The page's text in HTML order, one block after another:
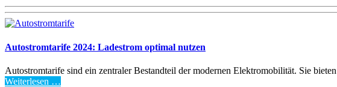
Autostromtarife 2024: Ladestrom optimal nutzen
Autostromtarife sind ein zentraler Bestandteil der modernen Elektromobilität. Sie
Weiterlesen …